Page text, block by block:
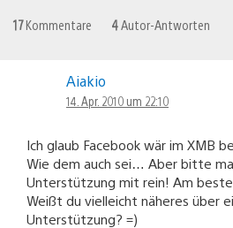
17Kommentare 4 Autor-Antworten
Aiakio
14. Apr. 2010 um 22:10
Ich glaub Facebook wär im XMB
Wie dem auch sei… Aber bitte
Unterstützung mit rein! Am
Weißt du vielleicht näheres über
Unterstützung? =)